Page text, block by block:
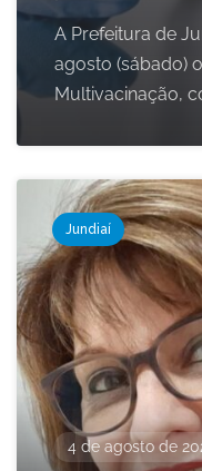
A Prefeitura de
agosto (sábado)
Multivacinação,
Jundiaí
4 de agosto de